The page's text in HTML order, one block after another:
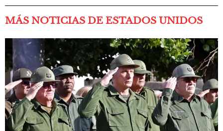
MÁS NOTICIAS DE ESTADOS UNIDOS